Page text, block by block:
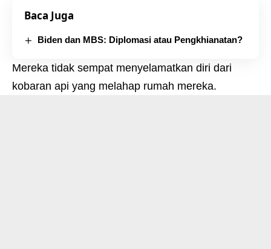
Baca Juga
Biden dan MBS: Diplomasi atau Pengkhianatan?
Mereka tidak sempat menyelamatkan diri dari
kobaran api yang melahap rumah mereka.